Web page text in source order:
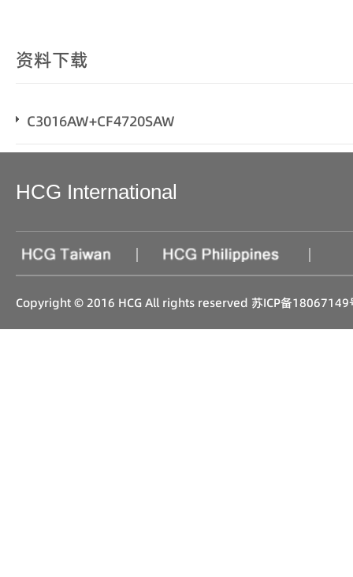
资料下载
C3016AW+CF4720SAW
HCG International
| |
Copyright © 2016 HCG All rights reserved 苏ICP备